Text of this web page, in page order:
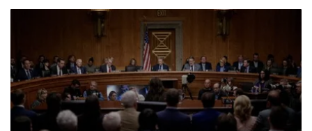
Gracias por suscribirte a nuestro boletín.
ACEPTAR